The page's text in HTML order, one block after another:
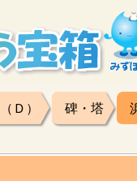
Ｄ） 碑・塔